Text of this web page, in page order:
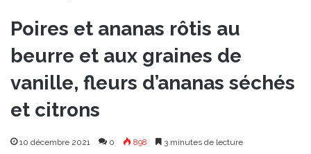
Poires et ananas rôtis au
beurre et aux graines de
vanille, fleurs d’ananas séchés
et citrons
10 décembre 2021 0 898 3 minutes de lecture